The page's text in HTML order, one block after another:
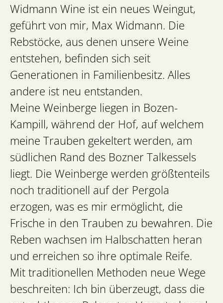
Widmann Wine ist ein neues Weingut,
geführt von mir, Max Widmann. Die
Rebstöcke, aus denen unsere Weine
entstehen, befinden sich seit
Generationen in Familienbesitz. Alles
andere ist neu entstanden.
Meine Weinberge liegen in Bozen-
Kampill, während der Hof, auf welchem
meine Trauben gekeltert werden, am
südlichen Rand des Bozner Talkessels
liegt. Die Weinberge werden größtenteils
noch traditionell auf der Pergola
erzogen, was es mir ermöglicht, die
Frische in den Trauben zu bewahren. Die
Reben wachsen im Halbschatten heran
und erreichen so ihre optimale Reife.
Mit traditionellen Methoden neue Wege
beschreiten: Ich bin überzeugt, dass die